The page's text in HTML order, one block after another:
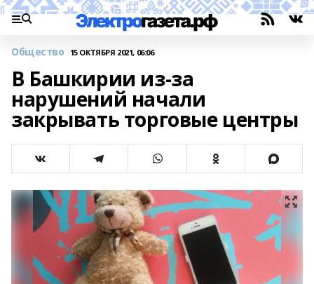
Общество 15 ОКТЯБРЯ 2021, 06:06
В Башкирии из-за
нарушений начали
закрывать торговые центры